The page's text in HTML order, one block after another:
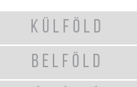
KÜLFÖLD
BELFÖLD